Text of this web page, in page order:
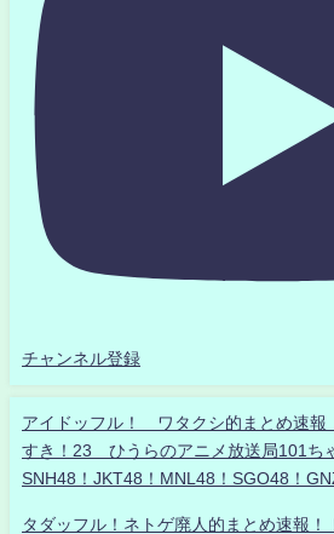
チャンネル登録
アイドッフル！ ワタクシ的まとめ速
すき！23 ひうらのアニメ放送局101ち
SNH48！JKT48！MNL48！SGO48！
タダッフル！ネトゲ廃人的まとめ速報